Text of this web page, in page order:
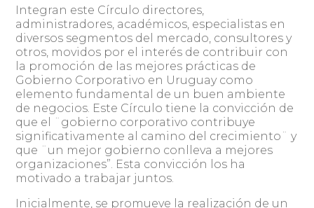
Integran este Círculo directores,
administradores, académicos, especialistas en
diversos segmentos del mercado, consultores y
otros, movidos por el interés de contribuir con
la promoción de las mejores prácticas de
Gobierno Corporativo en Uruguay como
elemento fundamental de un buen ambiente
de negocios. Este Círculo tiene la convicción de
que el ¨gobierno corporativo contribuye
significativamente al camino del crecimiento¨ y
que ¨un mejor gobierno conlleva a mejores
organizaciones”. Esta convicción los ha
motivado a trabajar juntos.
Inicialmente, se promueve la realización de un